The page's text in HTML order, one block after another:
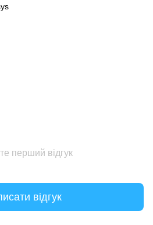
перший відгук
відгук